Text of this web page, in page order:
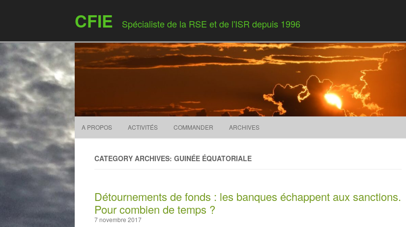
CFIE Spécialiste de la RSE et de l'ISR depuis 1996
Skip to content
A PROPOS ACTIVITÉS COMMANDER ARCHIVES
CATEGORY ARCHIVES: GUINÉE ÉQUATORIALE
Détournements de fonds : les banques échappent aux sanctions.
Pour combien de temps ?
7 novembre 2017